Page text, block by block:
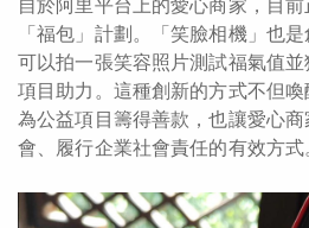
自於阿里平台上的愛心商家，目
「福包」計劃。「笑臉相機」也
可以拍一張笑容照片測試福氣值
項目助力。這種創新的方式不但喚
為公益項目籌得善款，也讓愛心
會、履行企業社會責任的有效方式